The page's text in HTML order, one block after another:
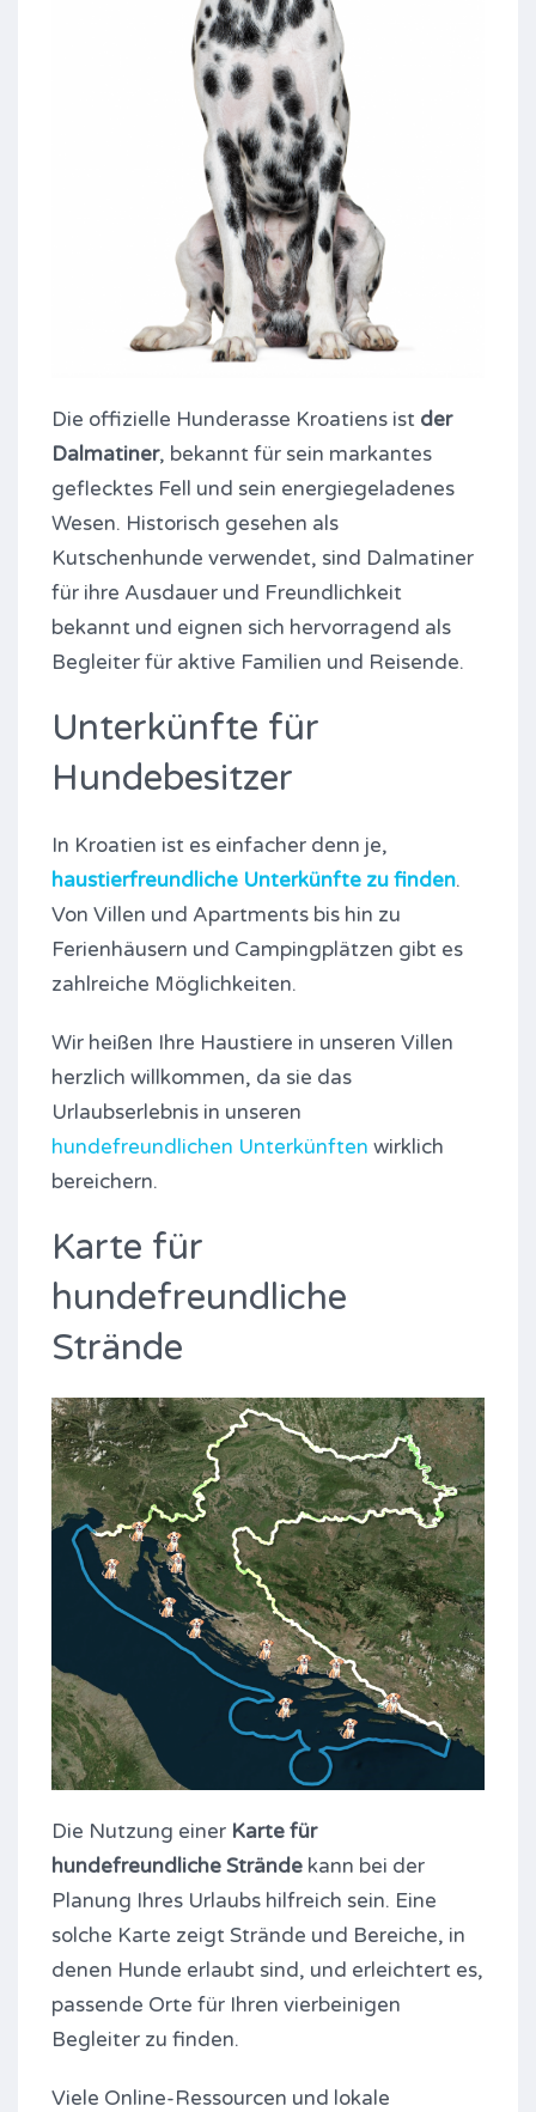
Die offizielle Hunderasse Kroatiens ist der
Dalmatiner, bekannt für sein markantes
geflecktes Fell und sein energiegeladenes
Wesen. Historisch gesehen als
Kutschenhunde verwendet, sind Dalmatiner
für ihre Ausdauer und Freundlichkeit
bekannt und eignen sich hervorragend als
Begleiter für aktive Familien und Reisende.
Unterkünfte für
Hundebesitzer
In Kroatien ist es einfacher denn je,
haustierfreundliche Unterkünfte zu finden.
Von Villen und Apartments bis hin zu
Ferienhäusern und Campingplätzen gibt es
zahlreiche Möglichkeiten.
Wir heißen Ihre Haustiere in unseren Villen
herzlich willkommen, da sie das
Urlaubserlebnis in unseren
hundefreundlichen Unterkünften wirklich
bereichern.
Karte für
hundefreundliche
Strände
Die Nutzung einer Karte für
hundefreundliche Strände kann bei der
Planung Ihres Urlaubs hilfreich sein. Eine
solche Karte zeigt Strände und Bereiche, in
denen Hunde erlaubt sind, und erleichtert es,
passende Orte für Ihren vierbeinigen
Begleiter zu finden.
Viele Online-Ressourcen und lokale